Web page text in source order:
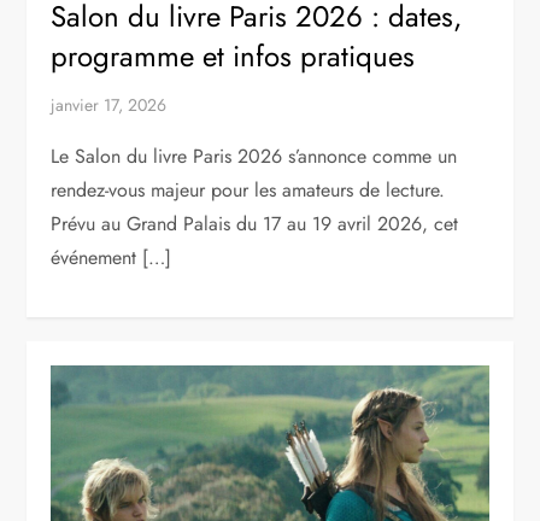
Salon du livre Paris 2026 : dates,
programme et infos pratiques
janvier 17, 2026
Le Salon du livre Paris 2026 s’annonce comme un
rendez-vous majeur pour les amateurs de lecture.
Prévu au Grand Palais du 17 au 19 avril 2026, cet
événement […]